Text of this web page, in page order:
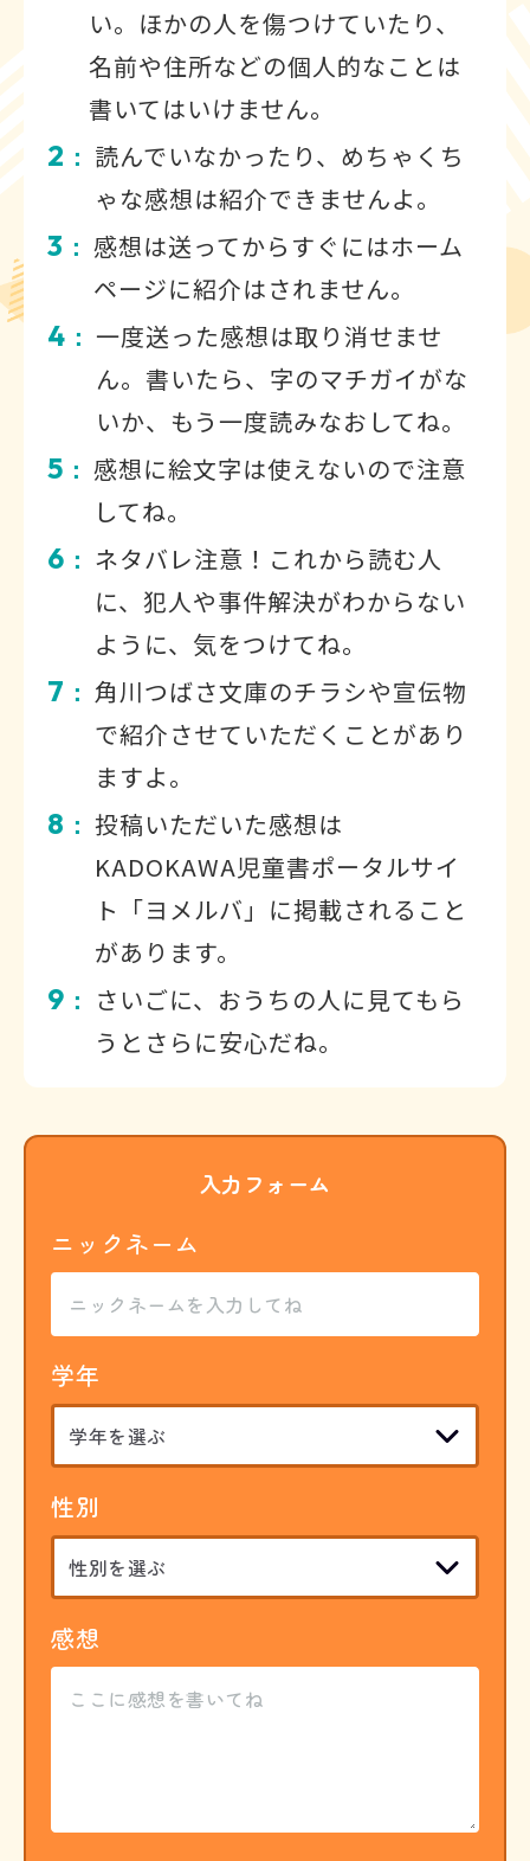
い。ほかの人を傷つけていたり、
名前や住所などの個人的なことは
書いてはいけません。
2 ： 読んでいなかったり、めちゃくち
ゃな感想は紹介できませんよ。
3 ： 感想は送ってからすぐにはホーム
ページに紹介はされません。
4 ： 一度送った感想は取り消せませ
ん。書いたら、字のマチガイがな
いか、もう一度読みなおしてね。
5 ： 感想に絵文字は使えないので注意
してね。
6 ： ネタバレ注意！これから読む人
に、犯人や事件解決がわからない
ように、気をつけてね。
7 ： 角川つばさ文庫のチラシや宣伝物
で紹介させていただくことがあり
ますよ。
8 ： 投稿いただいた感想は
KADOKAWA児童書ポータルサイ
ト「ヨメルバ」に掲載されること
があります。
9 ：
さいごに、おうちの人に見てもら
うとさらに安心だね。
入力フォーム
ニックネーム
学年
性別
感想